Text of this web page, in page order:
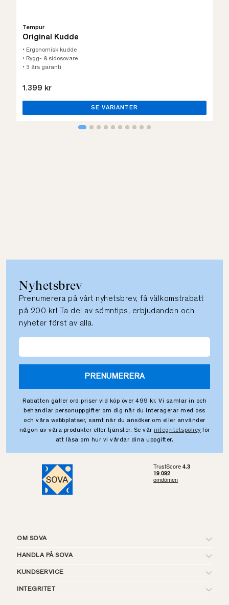
Tempur
Original Kudde
• Ergonomisk kudde
• Rygg- & sidosovare
• 3 års garanti
1.399 kr
SE VARIANTER
Nyhetsbrev
Prenumerera på vårt nyhetsbrev, få välkomstrabatt
på 200 kr! Ta del av sömntips, erbjudanden och
nyheter först av alla.
PRENUMERERA
Rabatten gäller ord.priser vid köp över 499 kr. Vi samlar in och
behandlar personuppgifter om dig när du interagerar med oss
och våra webbplatser, samt när du ansöker om eller använder
någon av våra produkter eller tjänster. Se vår integritetspolicy för
att läsa om hur vi vårdar dina uppgifter.
OM SOVA
HANDLA PÅ SOVA
KUNDSERVICE
INTEGRITET